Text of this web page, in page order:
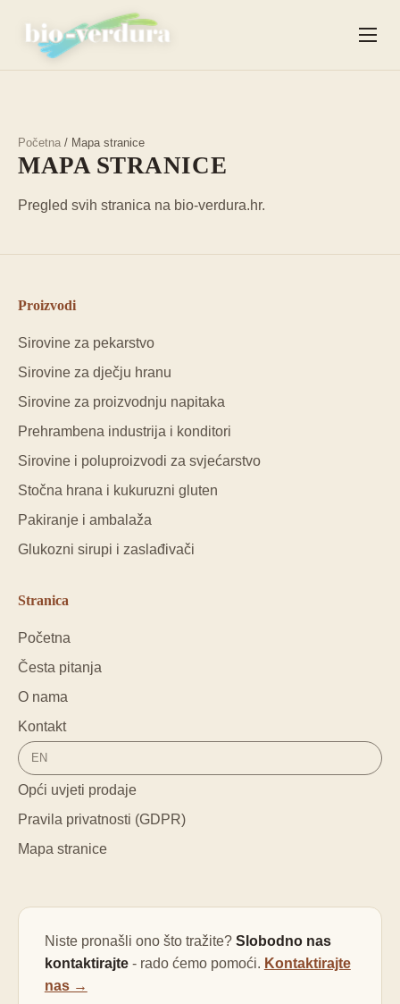
Početna / Mapa stranice
MAPA STRANICE
Pregled svih stranica na bio-verdura.hr.
Proizvodi
Sirovine za pekarstvo
Sirovine za dječju hranu
Sirovine za proizvodnju napitaka
Prehrambena industrija i konditori
Sirovine i poluproizvodi za svjećarstvo
Stočna hrana i kukuruzni gluten
Pakiranje i ambalaža
Glukozni sirupi i zaslađivači
Stranica
Početna
Česta pitanja
O nama
Kontakt
EN
Opći uvjeti prodaje
Pravila privatnosti (GDPR)
Mapa stranice
Niste pronašli ono što tražite? Slobodno nas
kontaktirajte- rado ćemo pomoći. Kontaktirajte
nas →